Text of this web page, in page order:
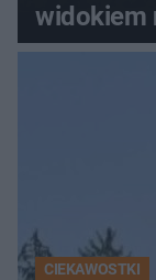
widokiem
CIEKAWOSTKI